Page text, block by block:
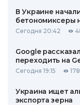
В Украине
бетономиксеры
Сегодня 20:42
Google
переходить на
Сегодня 19:15 178
Украина ищет
экспорта зерна